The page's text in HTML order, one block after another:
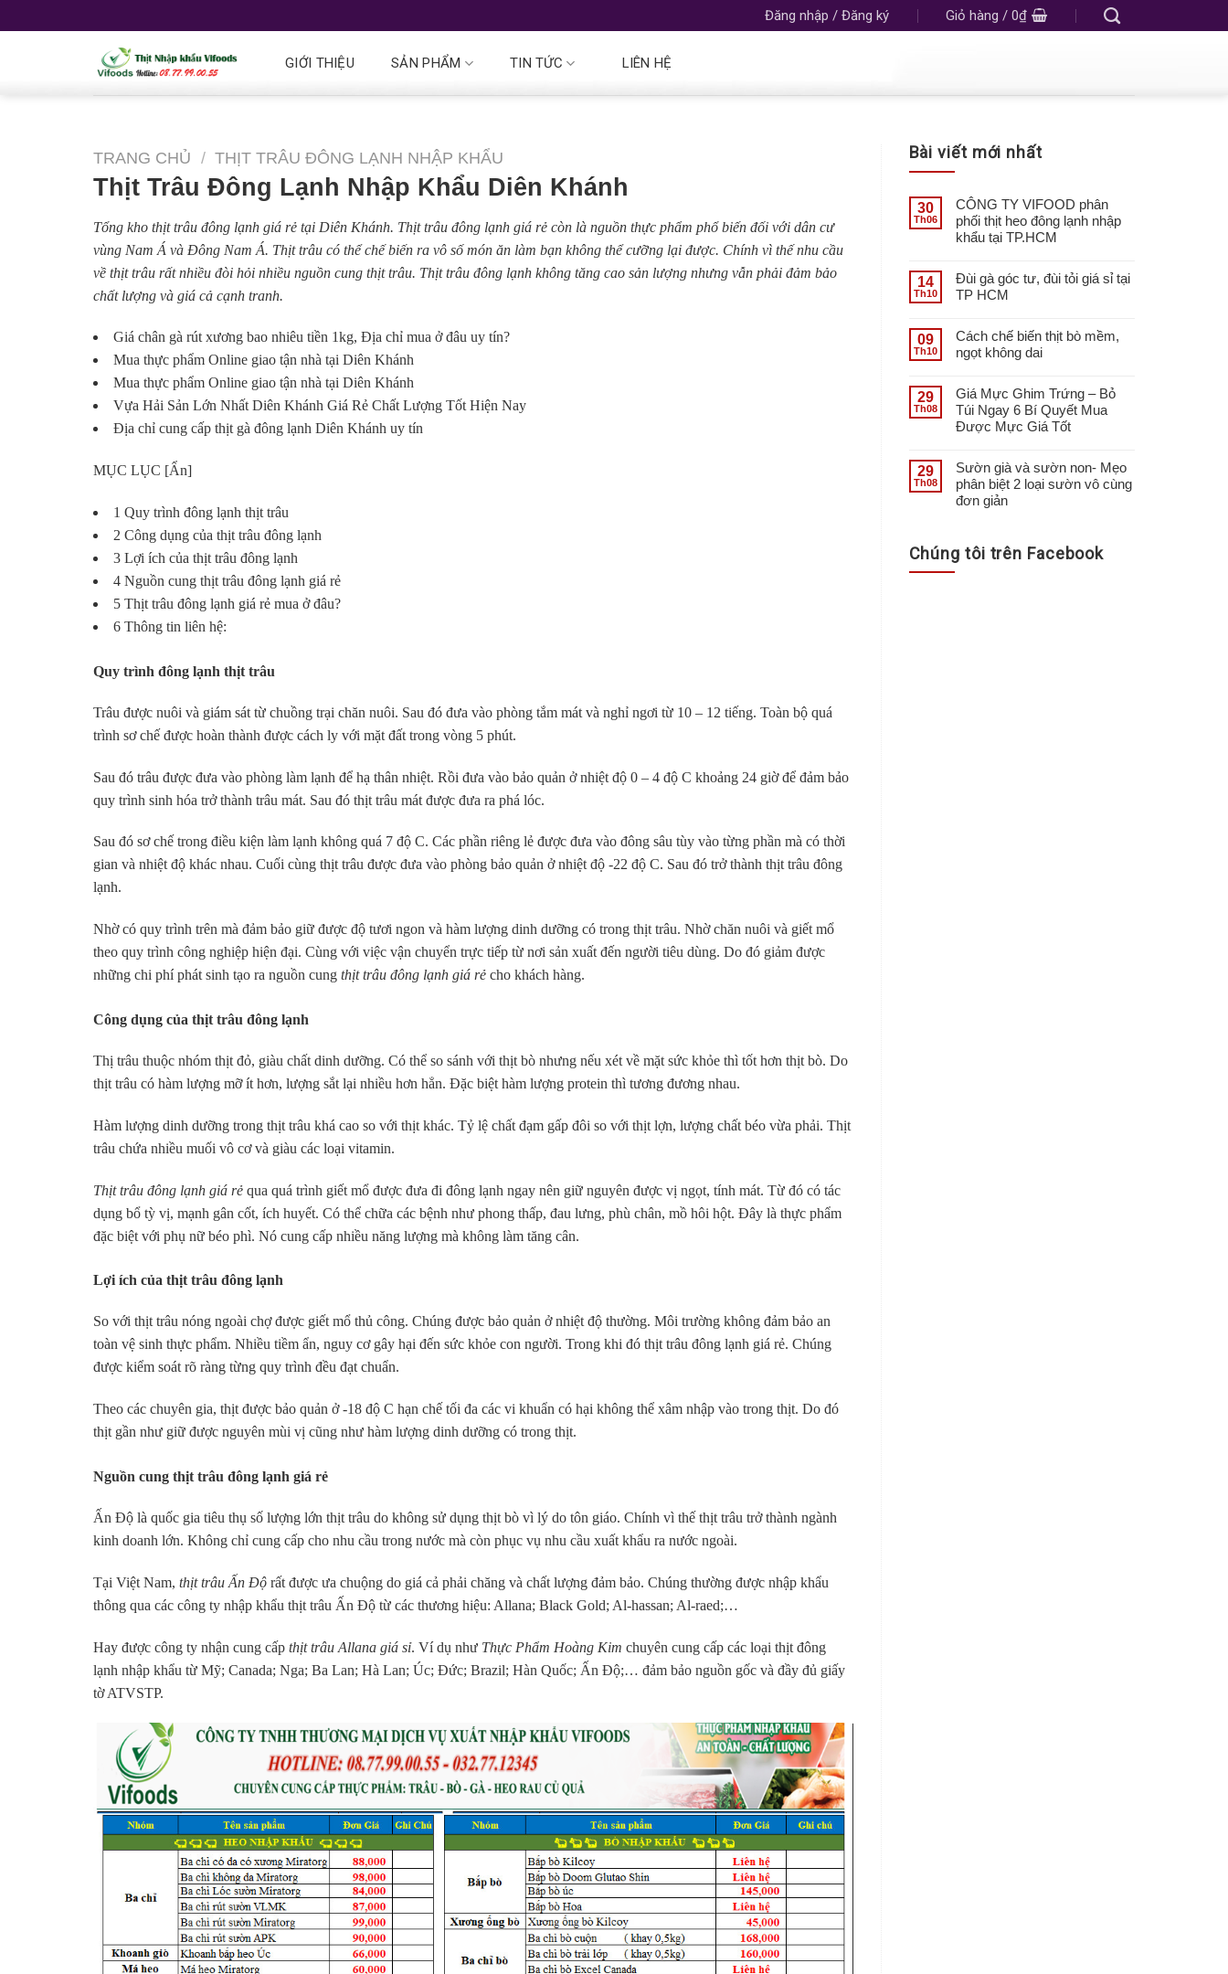
Đăng nhập / Đăng ký Giỏ hàng / 0₫
GIỚI THIỆU SẢN PHẨM TIN TỨC LIÊN HỆ
TRANG CHỦ / THỊT TRÂU ĐÔNG LẠNH NHẬP KHẨU
Thịt Trâu Đông Lạnh Nhập Khẩu Diên Khánh
Tổng kho thịt trâu đông lạnh giá rẻ tại Diên Khánh. Thịt trâu đông lạnh giá rẻ còn là nguồn thực phẩm phổ biến đối với dân cư
vùng Nam Á và Đông Nam Á. Thịt trâu có thể chế biến ra vô số món ăn làm bạn không thể cưỡng lại được. Chính vì thế nhu cầu
về thịt trâu rất nhiều đòi hỏi nhiều nguồn cung thịt trâu. Thịt trâu đông lạnh không tăng cao sản lượng nhưng vẫn phải đảm bảo
chất lượng và giá cả cạnh tranh.
Giá chân gà rút xương bao nhiêu tiền 1kg, Địa chỉ mua ở đâu uy tín?
Mua thực phẩm Online giao tận nhà tại Diên Khánh
Mua thực phẩm Online giao tận nhà tại Diên Khánh
Vựa Hải Sản Lớn Nhất Diên Khánh Giá Rẻ Chất Lượng Tốt Hiện Nay
Địa chỉ cung cấp thịt gà đông lạnh Diên Khánh uy tín
MỤC LỤC [Ẩn]
1 Quy trình đông lạnh thịt trâu
2 Công dụng của thịt trâu đông lạnh
3 Lợi ích của thịt trâu đông lạnh
4 Nguồn cung thịt trâu đông lạnh giá rẻ
5 Thịt trâu đông lạnh giá rẻ mua ở đâu?
6 Thông tin liên hệ:
Quy trình đông lạnh thịt trâu
Trâu được nuôi và giám sát từ chuồng trại chăn nuôi. Sau đó đưa vào phòng tắm mát và nghỉ ngơi từ 10 – 12 tiếng. Toàn bộ quá
trình sơ chế được hoàn thành được cách ly với mặt đất trong vòng 5 phút.
Sau đó trâu được đưa vào phòng làm lạnh để hạ thân nhiệt. Rồi đưa vào bảo quản ở nhiệt độ 0 – 4 độ C khoảng 24 giờ để đảm bảo
quy trình sinh hóa trở thành trâu mát. Sau đó thịt trâu mát được đưa ra phá lóc.
Sau đó sơ chế trong điều kiện làm lạnh không quá 7 độ C. Các phần riêng lẻ được đưa vào đông sâu tùy vào từng phần mà có thời
gian và nhiệt độ khác nhau. Cuối cùng thịt trâu được đưa vào phòng bảo quản ở nhiệt độ -22 độ C. Sau đó trở thành thịt trâu đông
lạnh.
Nhờ có quy trình trên mà đảm bảo giữ được độ tươi ngon và hàm lượng dinh dưỡng có trong thịt trâu. Nhờ chăn nuôi và giết mổ
theo quy trình công nghiệp hiện đại. Cùng với việc vận chuyển trực tiếp từ nơi sản xuất đến người tiêu dùng. Do đó giảm được
những chi phí phát sinh tạo ra nguồn cung thịt trâu đông lạnh giá rẻ cho khách hàng.
Công dụng của thịt trâu đông lạnh
Thị trâu thuộc nhóm thịt đỏ, giàu chất dinh dưỡng. Có thể so sánh với thịt bò nhưng nếu xét về mặt sức khỏe thì tốt hơn thịt bò. Do
thịt trâu có hàm lượng mỡ ít hơn, lượng sắt lại nhiều hơn hẳn. Đặc biệt hàm lượng protein thì tương đương nhau.
Hàm lượng dinh dưỡng trong thịt trâu khá cao so với thịt khác. Tỷ lệ chất đạm gấp đôi so với thịt lợn, lượng chất béo vừa phải. Thịt
trâu chứa nhiều muối vô cơ và giàu các loại vitamin.
Thịt trâu đông lạnh giá rẻ qua quá trình giết mổ được đưa đi đông lạnh ngay nên giữ nguyên được vị ngọt, tính mát. Từ đó có tác
dụng bổ tỳ vị, mạnh gân cốt, ích huyết. Có thể chữa các bệnh như phong thấp, đau lưng, phù chân, mồ hôi hột. Đây là thực phẩm
đặc biệt với phụ nữ béo phì. Nó cung cấp nhiều năng lượng mà không làm tăng cân.
Lợi ích của thịt trâu đông lạnh
So với thịt trâu nóng ngoài chợ được giết mổ thủ công. Chúng được bảo quản ở nhiệt độ thường. Môi trường không đảm bảo an
toàn vệ sinh thực phẩm. Nhiều tiềm ẩn, nguy cơ gây hại đến sức khỏe con người. Trong khi đó thịt trâu đông lạnh giá rẻ. Chúng
được kiểm soát rõ ràng từng quy trình đều đạt chuẩn.
Theo các chuyên gia, thịt được bảo quản ở -18 độ C hạn chế tối đa các vi khuẩn có hại không thể xâm nhập vào trong thịt. Do đó
thịt gần như giữ được nguyên mùi vị cũng như hàm lượng dinh dưỡng có trong thịt.
Nguồn cung thịt trâu đông lạnh giá rẻ
Ấn Độ là quốc gia tiêu thụ số lượng lớn thịt trâu do không sử dụng thịt bò vì lý do tôn giáo. Chính vì thế thịt trâu trở thành ngành
kinh doanh lớn. Không chỉ cung cấp cho nhu cầu trong nước mà còn phục vụ nhu cầu xuất khẩu ra nước ngoài.
Tại Việt Nam, thịt trâu Ấn Độ rất được ưa chuộng do giá cả phải chăng và chất lượng đảm bảo. Chúng thường được nhập khẩu
thông qua các công ty nhập khẩu thịt trâu Ấn Độ từ các thương hiệu: Allana; Black Gold; Al-hassan; Al-raed;…
Hay được công ty nhận cung cấp thịt trâu Allana giá sỉ. Ví dụ như Thực Phẩm Hoàng Kim chuyên cung cấp các loại thịt đông
lạnh nhập khẩu từ Mỹ; Canada; Nga; Ba Lan; Hà Lan; Úc; Đức; Brazil; Hàn Quốc; Ấn Độ;… đảm bảo nguồn gốc và đầy đủ giấy
tờ ATVSTP.
Bài viết mới nhất
30
Th06
CÔNG TY VIFOOD phân
phối thịt heo đông lạnh nhập
khẩu tại TP.HCM
14
Th10
Đùi gà góc tư, đùi tỏi giá sỉ tại
TP HCM
09
Th10
Cách chế biến thịt bò mềm,
ngọt không dai
29
Th08
Giá Mực Ghim Trứng – Bỏ
Túi Ngay 6 Bí Quyết Mua
Được Mực Giá Tốt
29
Th08
Sườn già và sườn non- Mẹo
phân biệt 2 loại sườn vô cùng
đơn giản
Chúng tôi trên Facebook